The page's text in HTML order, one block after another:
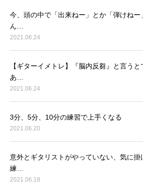
今、頭の中で「出来ねー」とか「弾けねー
ん…
2021.06.24
【ギターイメトレ】『脳内反芻』と言う
あ…
2021.06.24
3分、5分、10分の練習で上手くなる
2021.06.20
意外とギタリストがやっていない、気に掛
練…
2021.06.18